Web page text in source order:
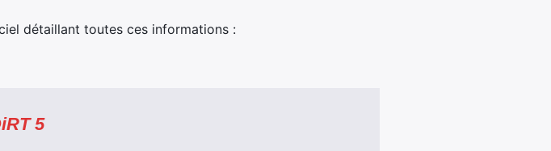
détaillant toutes ces informations :
5